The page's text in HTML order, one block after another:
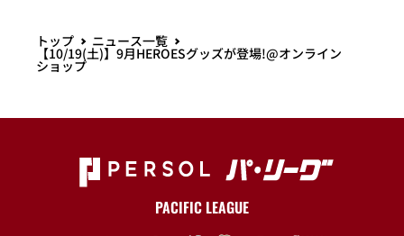
トップ ニュース一覧
【10/19(土)】9月HEROESグッズが登場!@オンライン
ショップ
PACIFIC LEAGUE